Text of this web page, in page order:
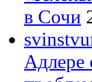
в Сочи
Адлере